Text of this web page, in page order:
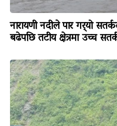
नारायणी नदीले पार गर्‍यो
बढेपछि तटीय क्षेत्रमा उच्च